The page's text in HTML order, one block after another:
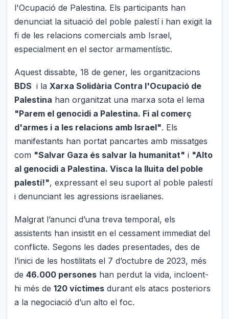
l'Ocupació de Palestina. Els participants han
denunciat la situació del poble palestí i han exigit la
fi de les relacions comercials amb Israel,
especialment en el sector armamentístic.
Aquest dissabte, 18 de gener, les organitzacions
BDS i laXarxa Solidària Contra l'Ocupació de
Palestina han organitzat una marxa sota el lema
"Parem el genocidi a Palestina. Fi al comerç
d'armes i a les relacions amb Israel". Els
manifestants han portat pancartes amb missatges
com "Salvar Gaza és salvar la humanitat" i "Alto
al genocidi a Palestina. Visca la lluita del poble
palestí!", expressant el seu suport al poble palestí
i denunciant les agressions israelianes.
Malgrat l’anunci d’una treva temporal, els
assistents han insistit en el cessament immediat del
conflicte. Segons les dades presentades, des de
l’inici de les hostilitats el 7 d’octubre de 2023, més
de46.000 persones han perdut la vida, incloent-
hi més de120 víctimes durant els atacs posteriors
a la negociació d’un alto el foc.